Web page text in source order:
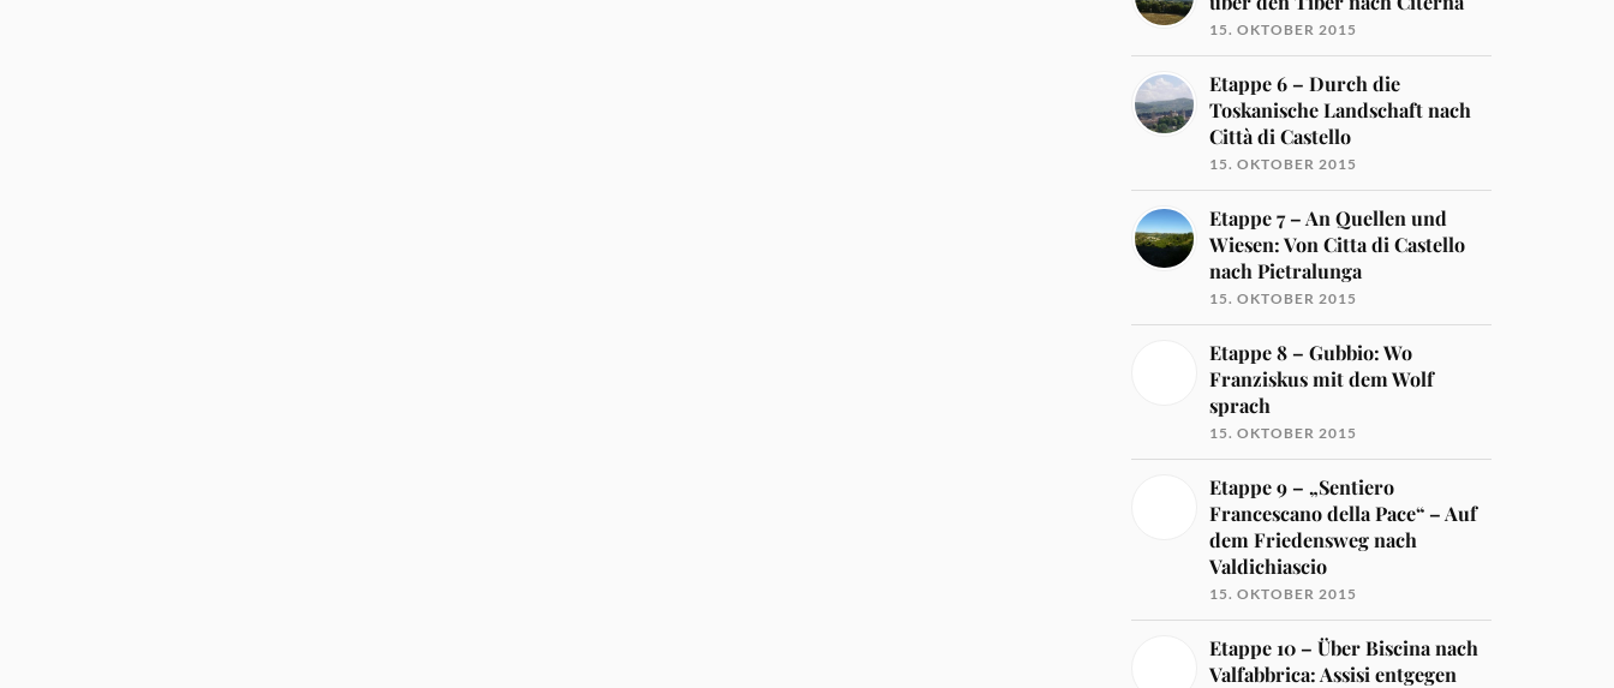
15. OKTOBER 2015
Etappe 6 – Durch die
Toskanische Landschaft nach
Città di Castello
15. OKTOBER 2015
Etappe 7 – An Quellen und
Wiesen: Von Citta di Castello
nach Pietralunga
15. OKTOBER 2015
Etappe 8 – Gubbio: Wo
Franziskus mit dem Wolf
sprach
15. OKTOBER 2015
Etappe 9 – „Sentiero
Francescano della Pace“ – Auf
dem Friedensweg nach
Valdichiascio
15. OKTOBER 2015
Etappe 10 – Über Biscina nach
Valfabbrica: Assisi entgegen